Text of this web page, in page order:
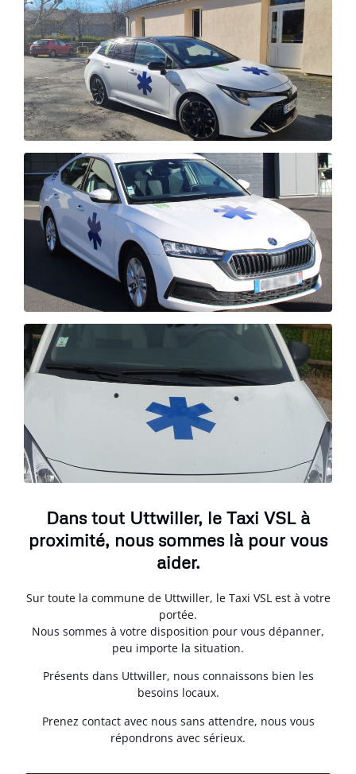
Dans tout Uttwiller, le Taxi VSL à
proximité, nous sommes là pour vous
aider.
Sur toute la commune de Uttwiller, le Taxi VSL est à votre
portée.
Nous sommes à votre disposition pour vous dépanner,
peu importe la situation.
Présents dans Uttwiller, nous connaissons bien les
besoins locaux.
Prenez contact avec nous sans attendre, nous vous
répondrons avec sérieux.